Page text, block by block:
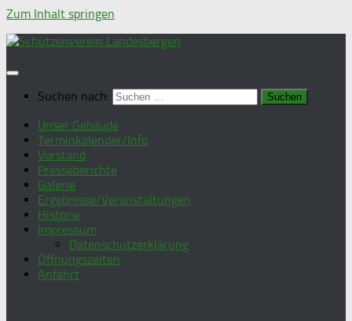
Zum Inhalt springen
Suchen nach:
Unser Gebäude
Terminkalender/Info
Vorstand
Presseberichte
Galerie
Ergebnisse/Veranstaltungen
Historie
Impressum
Datenschutzerklärung
Öffnungszeiten
Anfahrt